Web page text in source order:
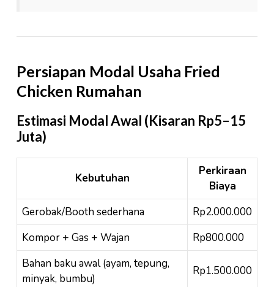
Persiapan Modal Usaha Fried
Chicken Rumahan
Estimasi Modal Awal (Kisaran Rp5–15
Juta)
Kebutuhan
Perkiraan
Biaya
Gerobak/Booth sederhana
Rp2.000.000
Kompor + Gas + Wajan
Rp800.000
Bahan baku awal (ayam, tepung,
minyak, bumbu)
Rp1.500.000